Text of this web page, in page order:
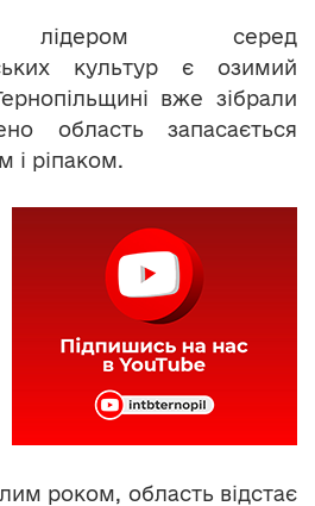
лідером серед
культур є озимий
вже зібрали
область запасається
і ріпаком.
роком, область відстає